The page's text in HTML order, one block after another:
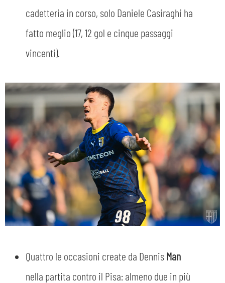
CERCA
cadetteria in corso, solo Daniele Casiraghi ha
fatto meglio (17, 12 gol e cinque passaggi
vincenti).
Quattro le occasioni create da DennisMan
nella partita contro il Pisa: almeno due in piùsempre abilitati